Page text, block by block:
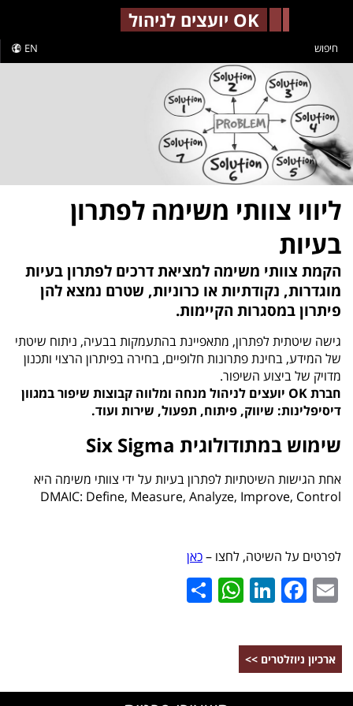
OK יועצים לניהול
EN חיפוש
ליווי צוותי משימה לפתרון
בעיות
הקמת צוותי משימה למציאת דרכים לפתרון בעיות
מוגדרות, נקודתיות או כרוניות, שטרם נמצא להן
פיתרון במסגרות הקיימות.
גישה שיטתית לפתרון, מתאפיינת בהתעמקות בבעיה, ניתוח שיטתי
של המידע, בחינת פתרונות חלופיים, בחירה בפיתרון הרצוי ותכנון
מדויק של ביצוע השיפור.
חברת OK יועצים לניהול מנחה ומלווה קבוצות שיפור במגוון
דיסיפלינות: שיווק, פיתוח, תפעול, שירות ועוד.
שימוש במתודולוגית Six Sigma
אחת הגישות השיטתיות לפתרון בעיות על ידי צוותי משימה היא
DMAIC: Define, Measure, Analyze, Improve, Control
לפרטים על השיטה, לחצו –כאן
Email
Facebook
LinkedIn
WhatsApp
ארכיון ניוזלטרים >>